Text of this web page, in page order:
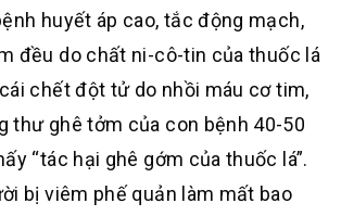
huyết áp cao, tắc động mạch,
đều do chất ni-cô-tin của thuốc lá
chết đột tử do nhồi máu cơ tim,
thư ghê tởm của con bệnh 40-50
“tác hại ghê gớm của thuốc lá”.
bị viêm phế quản làm mất bao